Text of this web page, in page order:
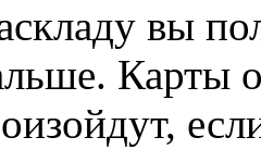
вы
Карты